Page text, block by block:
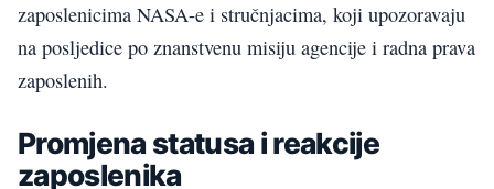
zaposlenicima NASA-e i stručnjacima, koji upozoravaju
na posljedice po znanstvenu misiju agencije i radna prava
zaposlenih.
Promjena statusa i reakcije
zaposlenika